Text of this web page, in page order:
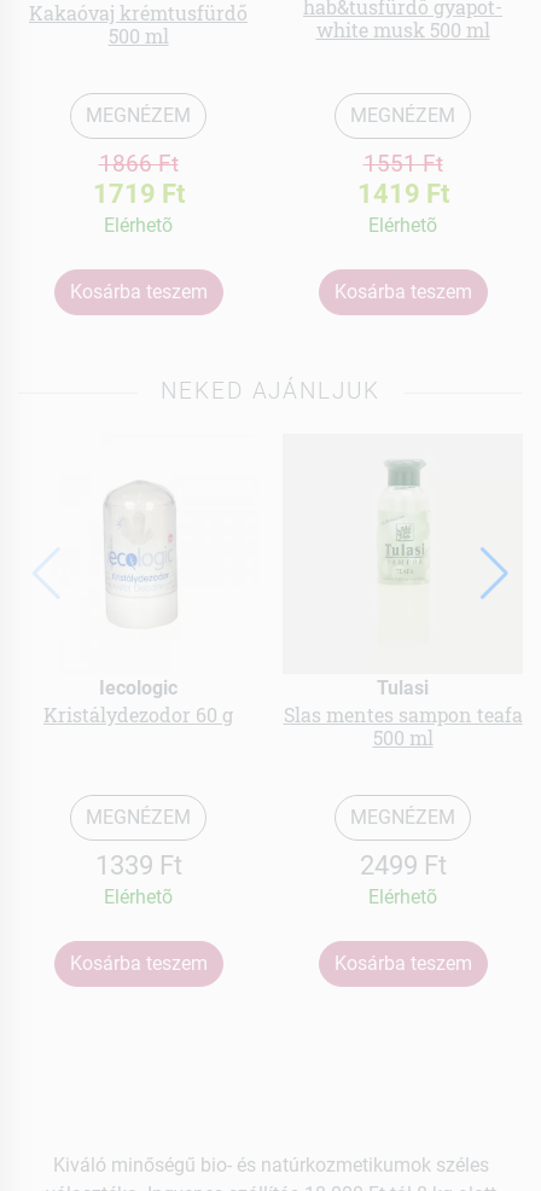
Kakaóvaj krémtusfürdő
500 ml
MEGNÉZEM
1866 Ft
1719 Ft
Elérhetõ
Kosárba teszem
hab&tusfürdő gyapot-
white musk 500 ml
MEGNÉZEM
1551 Ft
1419 Ft
Elérhetõ
Kosárba teszem
NEKED AJÁNLJUK
Iecologic
Kristálydezodor 60 g
MEGNÉZEM
1339 Ft
Elérhetõ
Kosárba teszem
Tulasi
Slas mentes sampon teafa
500 ml
MEGNÉZEM
2499 Ft
Elérhetõ
Kosárba teszem
Kiváló minőségű bio- és natúrkozmetikumok széles